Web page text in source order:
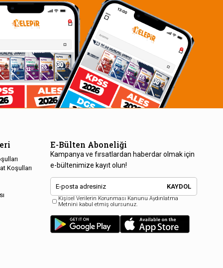
Koşulları
E-Bülten Aboneliği
Kampanya ve fırsatlardan haberdar olmak için
e-bültenimize kayıt olun!
KAYDOL
Kişisel Verilerin Korunması Kanunu Aydınlatma
Metnini kabul etmiş olursunuz.